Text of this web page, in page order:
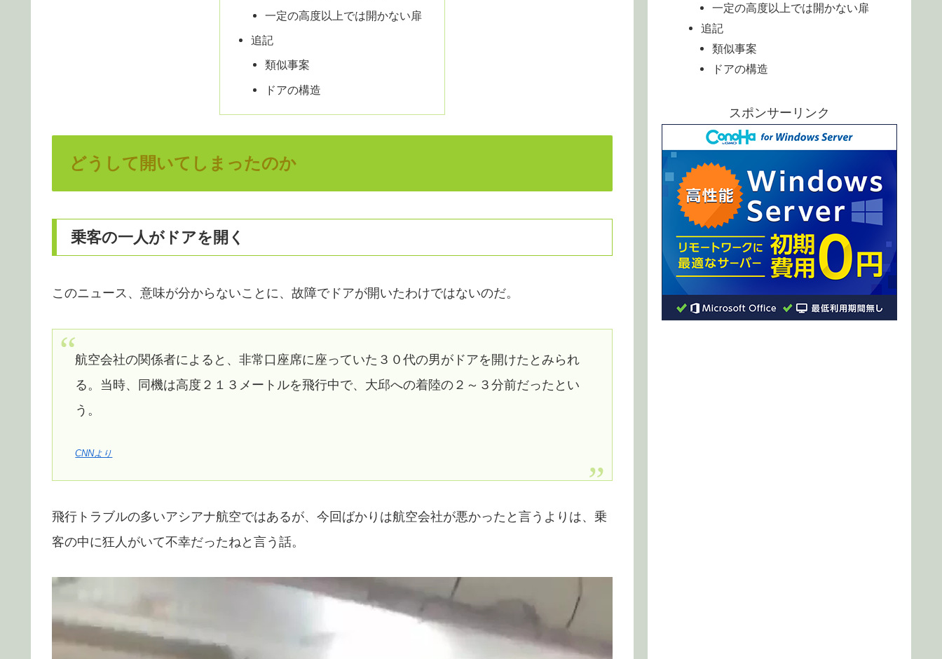
一定の高度以上では開かない扉
追記
類似事案
ドアの構造
どうして開いてしまったのか
乗客の一人がドアを開く
このニュース、意味が分からないことに、故障でドアが開いたわけではないのだ。
航空会社の関係者によると、非常口座席に座っていた３０代の男がドアを開けたとみられ
る。当時、同機は高度２１３メートルを飛行中で、大邱への着陸の２～３分前だったとい
う。
CNNより
飛行トラブルの多いアシアナ航空ではあるが、今回ばかりは航空会社が悪かったと言うよりは、乗
客の中に狂人がいて不幸だったねと言う話。
一定の高度以上では開かない扉
追記
類似事案
ドアの構造
スポンサーリンク